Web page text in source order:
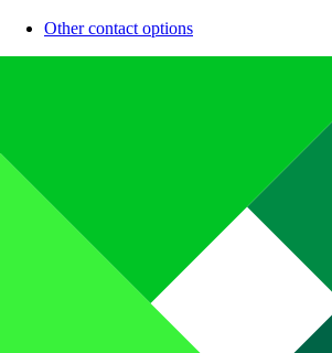
Other contact options